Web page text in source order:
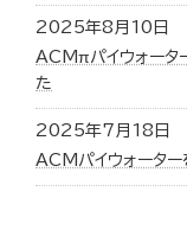
2025年8月10日
ACMπパイウォータ
た
2025年7月18日
ACMパイウォータ